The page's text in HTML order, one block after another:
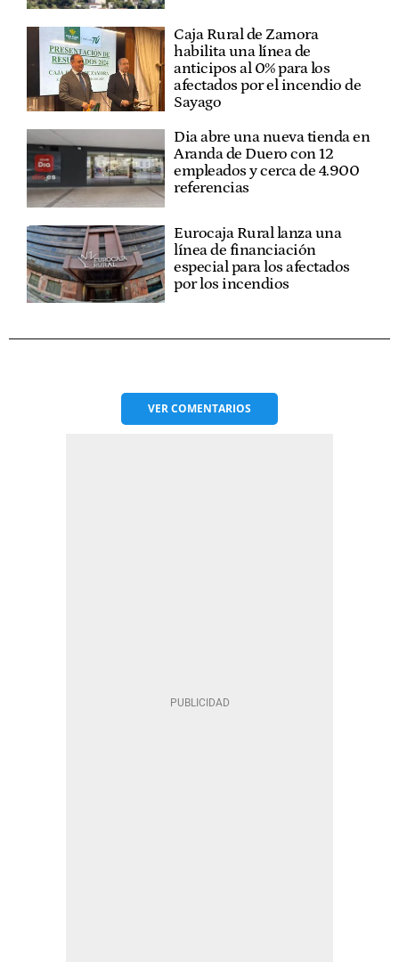
Caja Rural de Zamora
habilita una línea de
anticipos al 0% para los
afectados por el incendio de
Sayago
Dia abre una nueva tienda en
Aranda de Duero con 12
empleados y cerca de 4.900
referencias
Eurocaja Rural lanza una
línea de financiación
especial para los afectados
por los incendios
VERCOMENTARIOS